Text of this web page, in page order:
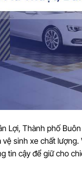
Lợi, Thành phố
sinh xe chất
tin cậy để giữ cho